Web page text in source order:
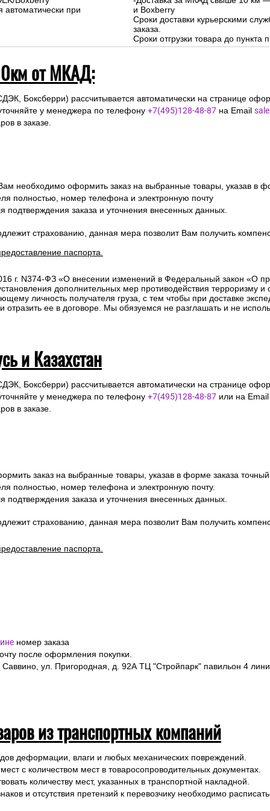
автоматически при
и Boxberry
Сроки доставки курьерскими
заказа.
Сроки отгрузки товара до
от МКАД:
Боксберри) рассчитывается автоматически на странице
у менеджера по телефону +7(495)128-48-87 на Email
в заказе.
необходимо оформить заказ на выбранные товары, указав в
полностью, номер телефона и электронную почту
заказа и уточнения внесенных данных.
страхованию, данная мера позволит Вам получить
паспорта.
г. N374-ФЗ «О внесении изменений в Федеральный закон «О
дополнительных мер противодействия терроризму
личность получателя груза, с тем чтобы при доставке
ее в договоре. Мы обязуемся не разглашать и не
и Казахстан
Боксберри) рассчитывается автоматически на странице
у менеджера по телефону +7(495)128-48-87 или на
в заказе.
заказ на выбранные товары, указав в форме заказа
полностью, номер телефона и электронную почту.
заказа и уточнения внесенных данных.
страхованию, данная мера позволит Вам получить
паспорта.
номер заказа
после оформления покупки.
ул. Пригородная, д. 92А ТЦ "Стройпарк" павильон 4
из транспортных компаний
деформации, влаги и любых механических повреждений.
с количеством мест в товаросопроводительных документах.
количеству мест, указанных в транспортной накладной.
и отсутствия претензий к перевозчику необходимо